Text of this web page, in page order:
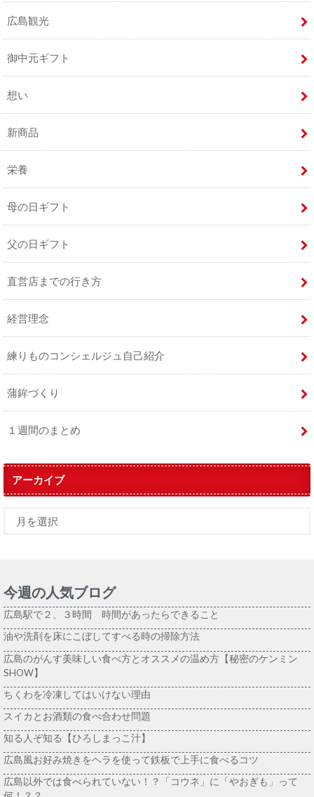
広島観光
御中元ギフト
想い
新商品
栄養
母の日ギフト
父の日ギフト
直営店までの行き方
経営理念
練りものコンシェルジュ自己紹介
蒲鉾づくり
１週間のまとめ
アーカイブ
今週の人気ブログ
広島駅で２、３時間 時間があったらできること
油や洗剤を床にこぼしてすべる時の掃除方法
広島のがんす美味しい食べ方とオススメの温め方【秘密のケンミン
SHOW】
ちくわを冷凍してはいけない理由
スイカとお酒類の食べ合わせ問題
知る人ぞ知る【ひろしまっこ汁】
広島風お好み焼きをヘラを使って鉄板で上手に食べるコツ
広島以外では食べられていない！？「コウネ」に「やおぎも」って